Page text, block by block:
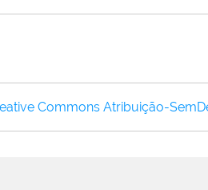
Commons Atribuição-